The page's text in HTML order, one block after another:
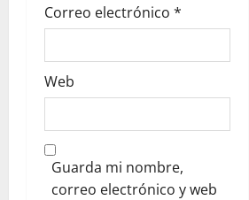
Correo electrónico *
Web
Guarda mi nombre,
correo electrónico y web